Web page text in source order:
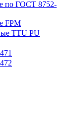
по ГОСТ 8752-
FPM
TTU PU